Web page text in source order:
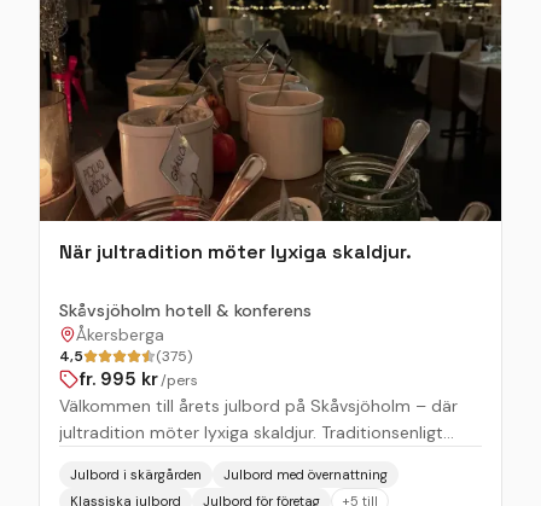
att utmana kollegorna med lite shuffleboard innan
läggdags? Oavsett om du kommer med några få
eller ett stort sällskap så ger våra miljöer en fin
inramning till vistelsen här. Privatgäster kan ofta välja
att träffas avskilt eller tillsammans med andra i
vimlet. Här serverar vi julbord till större sällskap och
en julmeny till de mindre. Välkommen och skapa en
minnesvärd kväll tillsammans hos oss!
När jultradition möter lyxiga skaldjur.
Skåvsjöholm hotell & konferens
Åkersberga
4,5 (375)
fr. 995 kr/pers
Välkommen till årets julbord på Skåvsjöholm – där
jultradition möter lyxiga skaldjur. Traditionsenligt
årliga, mysiga familjelunchen blir på Lucia, söndagen
Julbord i skärgården
Julbord med övernattning
Klassiska julbord
Julbord för företag +5 till